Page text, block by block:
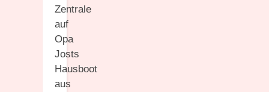
Zentrale
auf
Opa
Josts
Hausboot
aus